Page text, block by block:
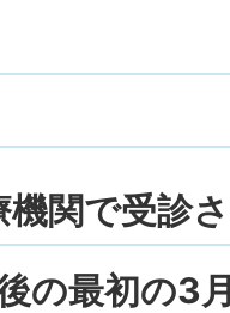
関で受診
の最初の3